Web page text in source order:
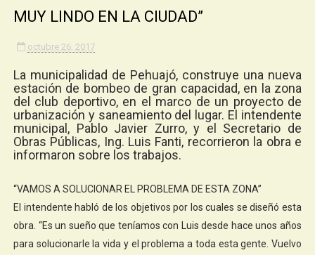
MUY LINDO EN LA CIUDAD”
octubre 26, 2017
La municipalidad de Pehuajó, construye una nueva
estación de bombeo de gran capacidad, en la zona
del club deportivo, en el marco de un proyecto de
urbanización y saneamiento del lugar. El intendente
municipal, Pablo Javier Zurro, y el Secretario de
Obras Públicas, Ing. Luis Fanti, recorrieron la obra e
informaron sobre los trabajos.
“VAMOS A SOLUCIONAR EL PROBLEMA DE ESTA ZONA”
El intendente habló de los objetivos por los cuales se diseñó esta
obra. “Es un sueño que teníamos con Luis desde hace unos años
para solucionarle la vida y el problema a toda esta gente. Vuelvo